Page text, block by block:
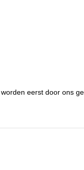
eerst door ons